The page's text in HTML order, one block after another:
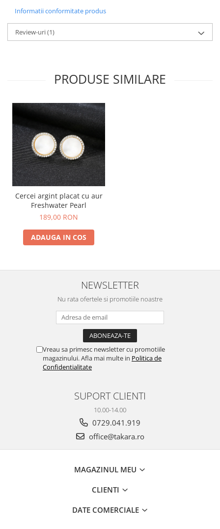
Informatii conformitate produs
Review-uri(1)
PRODUSE SIMILARE
Cercei argint placat cu aur
Freshwater Pearl
189,00 RON
ADAUGA IN COS
NEWSLETTER
Nu rata ofertele si promotiile noastre
Vreau sa primesc newsletter cu promotiile
magazinului. Afla mai multe in Politica de
Confidentialitate
SUPORT CLIENTI
10.00-14.00
0729.041.919
office@takara.ro
MAGAZINUL MEU
CLIENTI
DATE COMERCIALE